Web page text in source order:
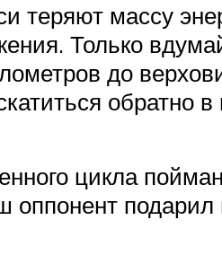
теряют массу
Только
до
цикла